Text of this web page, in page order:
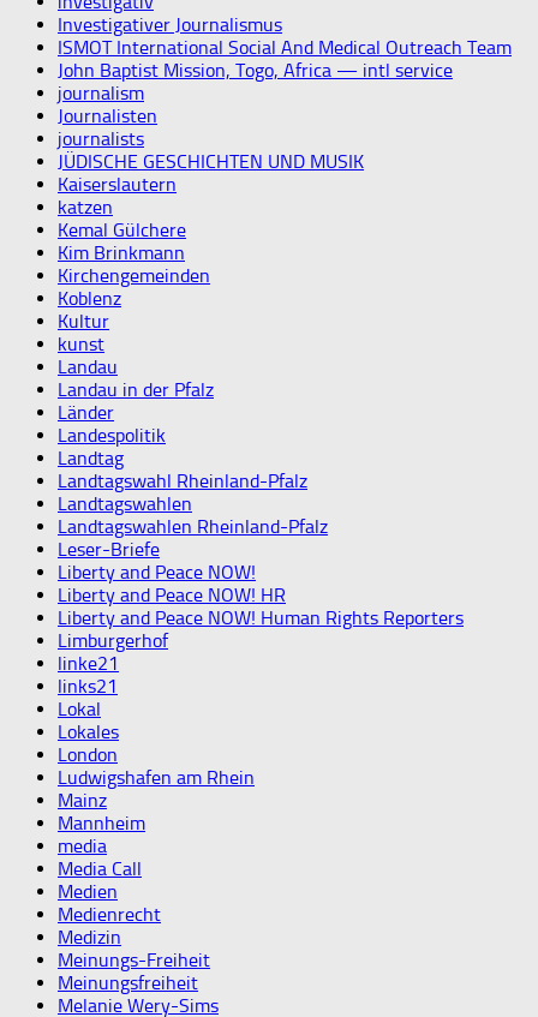
Investigativer Journalismus
ISMOT International Social And Medical Outreach Team
John Baptist Mission, Togo, Africa — intl service
journalism
Journalisten
journalists
JÜDISCHE GESCHICHTEN UND MUSIK
Kaiserslautern
katzen
Kemal Gülchere
Kim Brinkmann
Kirchengemeinden
Koblenz
Kultur
kunst
Landau
Landau in der Pfalz
Länder
Landespolitik
Landtag
Landtagswahl Rheinland-Pfalz
Landtagswahlen
Landtagswahlen Rheinland-Pfalz
Leser-Briefe
Liberty and Peace NOW!
Liberty and Peace NOW! HR
Liberty and Peace NOW! Human Rights Reporters
Limburgerhof
linke21
links21
Lokal
Lokales
London
Ludwigshafen am Rhein
Mainz
Mannheim
media
Media Call
Medien
Medienrecht
Medizin
Meinungs-Freiheit
Meinungsfreiheit
Melanie Wery-Sims